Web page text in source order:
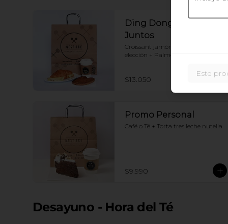
Ding Dong: Mejor
Juntos
Croissant jamón queso+ Café a
elección + Palmerita
$13.050
Promo Personal
Café o Té + Torta tres leche nutella
$9.990
Desayuno - Hora del Té
Este